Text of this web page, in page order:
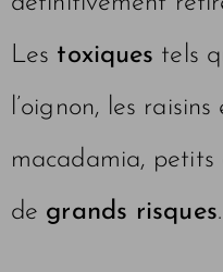
Les toxiques tels
l’oignon, les
macadamia, petits
de grands risques.